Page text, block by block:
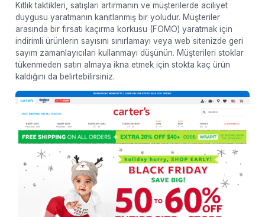
Kıtlık taktikleri, satışları artırmanın ve müşterilerde aciliyet
duygusu yaratmanın kanıtlanmış bir yoludur. Müşteriler
arasında bir fırsatı kaçırma korkusu (FOMO) yaratmak için
indirimli ürünlerin sayısını sınırlamayı veya web sitenizde geri
sayım zamanlayıcıları kullanmayı düşünün. Müşterileri stoklar
tükenmeden satın almaya ikna etmek için stokta kaç ürün
kaldığını da belirtebilirsiniz.